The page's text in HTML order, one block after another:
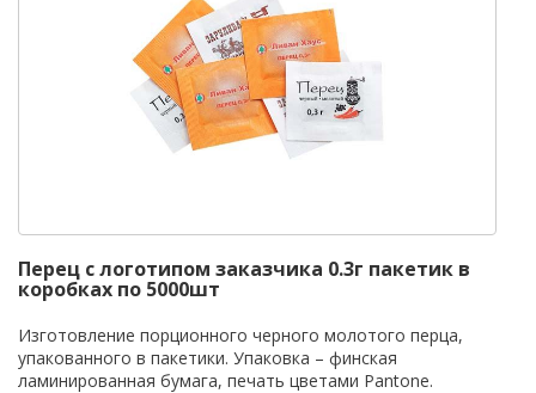
Перец с логотипом заказчика 0.3г пакетик в
коробках по 5000шт
Изготовление порционного черного молотого перца,
упакованного в пакетики. Упаковка – финская
ламинированная бумага, печать цветами Pantone.